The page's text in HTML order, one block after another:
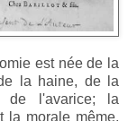
est née de la
la haine, de la
de l'avarice; la
la morale même,